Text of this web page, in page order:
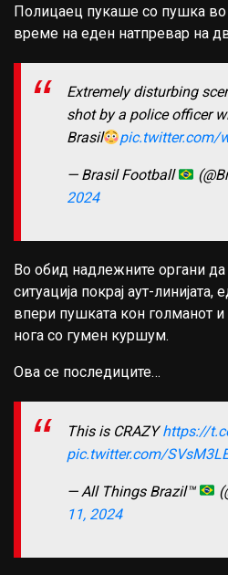
Полицаец пукаше со пушка во
време на еден натпревар на
Extremely disturbing
shot by a police officer
Brasil
pic.twitter.com/
— Brasil Football
2024
Во обид надлежните органи да
ситуација покрај аут-
впери пушката кон голманот
нога со гумен куршум.
Ова се последиците…
This is CRAZYhttps://
pic.twitter.com/
— All Things Brazil™
11, 2024